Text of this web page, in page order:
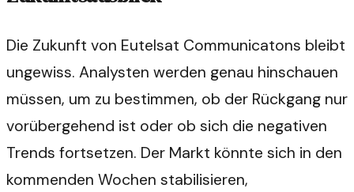
Die Zukunft von Eutelsat Communicatons bleibt
ungewiss. Analysten werden genau hinschauen
müssen, um zu bestimmen, ob der Rückgang nur
vorübergehend ist oder ob sich die negativen
Trends fortsetzen. Der Markt könnte sich in den
kommenden Wochen stabilisieren,